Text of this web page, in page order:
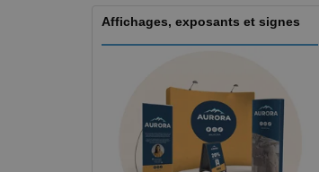
Affichages, exposants et signes